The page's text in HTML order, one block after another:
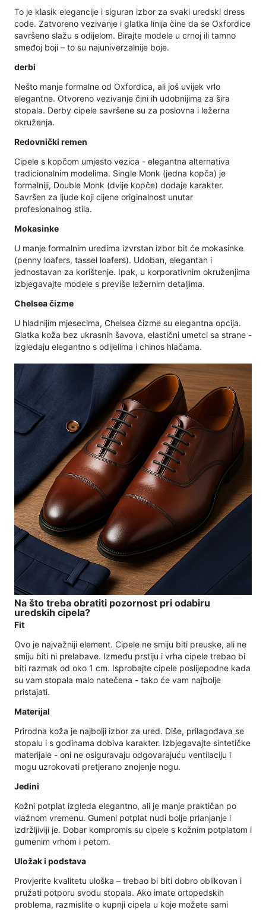
To je klasik elegancije i siguran izbor za svaki uredski dress
code. Zatvoreno vezivanje i glatka linija čine da se Oxfordice
savršeno slažu s odijelom. Birajte modele u crnoj ili tamno
smeđoj boji – to su najuniverzalnije boje.
derbi
Nešto manje formalne od Oxfordica, ali još uvijek vrlo
elegantne. Otvoreno vezivanje čini ih udobnijima za šira
stopala. Derby cipele savršene su za poslovna i ležerna
okruženja.
Redovnički remen
Cipele s kopčom umjesto vezica - elegantna alternativa
tradicionalnim modelima. Single Monk (jedna kopča) je
formalniji, Double Monk (dvije kopče) dodaje karakter.
Savršen za ljude koji cijene originalnost unutar
profesionalnog stila.
Mokasinke
U manje formalnim uredima izvrstan izbor bit će mokasinke
(penny loafers, tassel loafers). Udoban, elegantan i
jednostavan za korištenje. Ipak, u korporativnim okruženjima
izbjegavajte modele s previše ležernim detaljima.
Chelsea čizme
U hladnijim mjesecima, Chelsea čizme su elegantna opcija.
Glatka koža bez ukrasnih šavova, elastični umetci sa strane -
izgledaju elegantno s odijelima i chinos hlačama.
Na što treba obratiti pozornost pri odabiru
uredskih cipela?
Fit
Ovo je najvažniji element. Cipele ne smiju biti preuske, ali ne
smiju biti ni prelabave. Između prstiju i vrha cipele trebao bi
biti razmak od oko 1 cm. Isprobajte cipele poslijepodne kada
su vam stopala malo natečena - tako će vam najbolje
pristajati.
Materijal
Prirodna koža je najbolji izbor za ured. Diše, prilagođava se
stopalu i s godinama dobiva karakter. Izbjegavajte sintetičke
materijale - oni ne osiguravaju odgovarajuću ventilaciju i
mogu uzrokovati pretjerano znojenje nogu.
Jedini
Kožni potplat izgleda elegantno, ali je manje praktičan po
vlažnom vremenu. Gumeni potplat nudi bolje prianjanje i
izdržljiviji je. Dobar kompromis su cipele s kožnim potplatom i
gumenim vrhom i petom.
Uložak i podstava
Provjerite kvalitetu uloška – trebao bi biti dobro oblikovan i
pružati potporu svodu stopala. Ako imate ortopedskih
problema, razmislite o kupnji cipela u koje možete sami